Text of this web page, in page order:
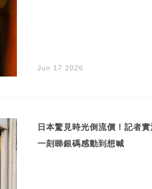
Jun 17 2026
日本驚見時光倒流價！記者
一刻睇銀碼感動到想喊